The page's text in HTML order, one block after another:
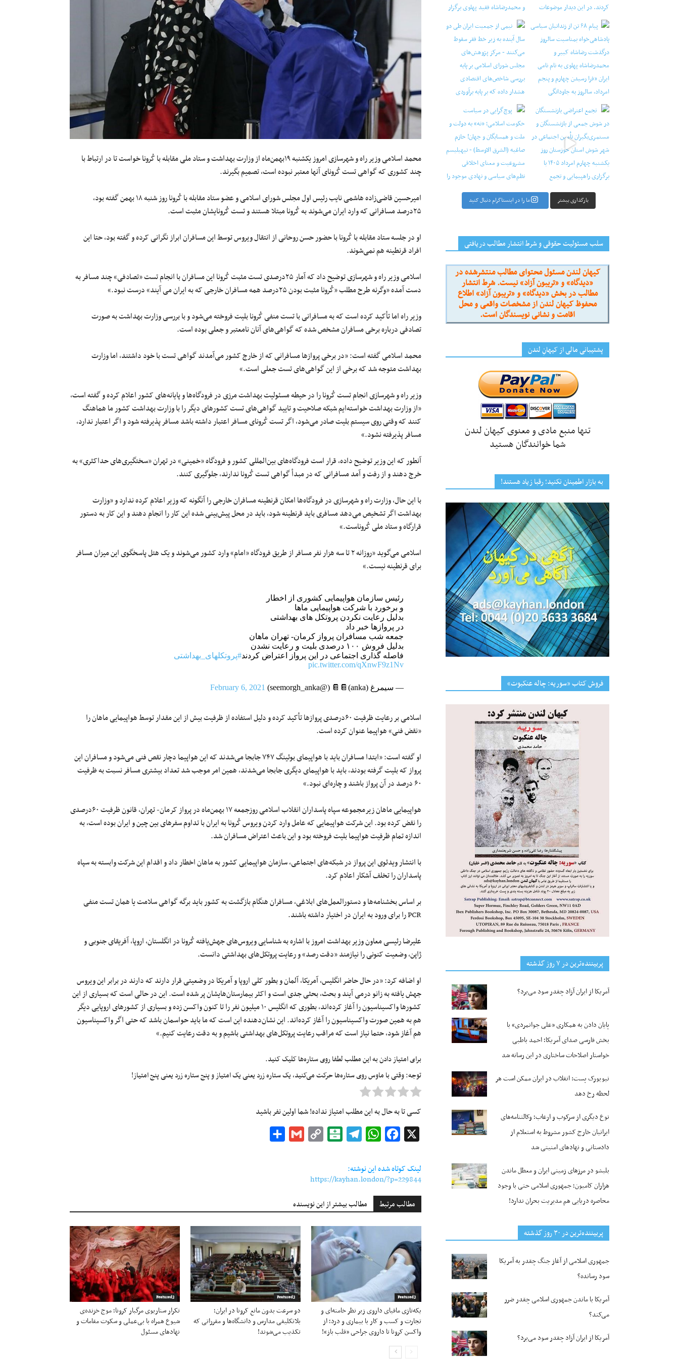
محمد اسلامی وزیر راه و شهرسازی امروز یکشنبه ۱۹‌بهمن‌ماه از وزارت بهداشت و ستاد ملی مقابله با کُرونا خواست تا در ارتباط با
چند کشوری که گواهی تست کُرونای آنها معتبر نبوده است، تصمیم بگیرند.
‌امیرحسین قاضی‌زاده هاشمی نایب رئیس اول مجلس شورای اسلامی و عضو ستاد مقابله با کُرونا روز شنبه ۱۸ بهمن گفته بود،
۲۵درصد مسافرانی که وارد ایران می‌شوند به کُرونا مبتلا هستند و تست کُرونایشان مثبت است.
او در جلسه ستاد مقابله با کُرونا با حضور حسن روحانی از انتقال ویروس توسط این مسافران ابراز نگرانی کرده و گفته بود، حتا این
افراد قرنطینه هم نمی‌شوند.
اسلامی وزیر راه و شهرسازی توضیح داد که آمار ۲۵درصدی تست مثبت کُرونا این مسافران با انجام تست «تصادفی» چند مسافر به
دست آمده «وگرنه طرح مطلب «کُرونا مثبت بودن ۲۵درصد همه مسافران خارجی که به ایران می آیند» درست نبود.»
وزیر راه اما تأکید کرده است که به مسافرانی با تست منفی کُرونا بلیت فروخته می‌شود و با بررسی وزارت بهداشت به صورت
تصادفی درباره برخی مسافران مشخص شده که گواهی‌های آنان نامعتبر و جعلی بوده است.
محمد اسلامی گفته است: «در برخی پروازها مسافرانی که از خارج کشور می‌آمدند گواهی‌ تست با خود داشتند، اما وزارت
بهداشت متوجه شد که برخی از این گواهی‌های تست جعلی است.»
وزیر راه و شهرسازی انجام تست کُرونا را در حیطه مسئولیت بهداشت مرزی در فرودگاه‌ها و پایانه‌های کشور اعلام کرده و گفته است،
«از وزارت بهداشت خواسته‌ایم شبکه صلاحیت و تایید گواهی‌های تست کشورهای دیگر را با وزارت بهداشت کشور ما هماهنگ
کنند که وقتی روی سیستم بلیت صادر می‌شود، اگر تست کُرونای مسافر اعتبار داشته باشد مسافر پذیرفته شود و اگر اعتبار ندارد،
مسافر پذیرفته نشود.»
آنطور که این وزیر توضیح داده، قرار است فرودگاه‌های بین‌المللی کشور و فرودگاه «خمینی» در تهران «سختگیری‌های حداکثری» به
خرج دهند و از رفت و آمد مسافرانی که در مبدأ گواهی تست کُرونا ندارند، جلوگیری کنند.
با این حال، وزارت راه و شهرسازی در فرودگاه‌ها امکان قرنطینه مسافران خارجی را آنگونه که وزیر اعلام کرده ندارد و «وزارت
بهداشت اگر تشخیص می‌دهد مسافری باید قرنطینه شود، باید در محل پیش‌بینی شده این کار را انجام دهند و این کار به دستور
قرارگاه و ستاد ملی کُروناست.»
اسلامی می‌گوید «روزانه ۲ تا سه هزار نفر مسافر از طریق فرودگاه «امام» وارد کشور می‌شوند و یک هتل پاسخگوی این میزان مسافر
برای قرنطینه نیست.»
رئیس سازمان هواپیمایی کشوری از اخطار
و برخورد با شرکت هواپیمایی ماها
بدلیل رعایت نکردن پروتکل های بهداشتی
در پروازها خبر داد
جمعه شب مسافران پرواز کرمان- تهران ماهان
بدلیل فروش ۱۰۰ درصدی بلیت و رعایت نشدن
فاصله گذاری اجتماعی در این پرواز اعتراض کردند#پروتکلهای_بهداشتی
pic.twitter.com/qXnwF9z1Nv
— سیمرغ (anka)📔📔 (@seemorgh_anka) February 6, 2021
اسلامی بر رعایت ظرفیت ۶۰درصدی پروازها تأکید کرده و دلیل استفاده از ظرفیت بیش از این مقدار توسط هواپیمایی ماهان را
«نقض فنی» هواپیما عنوان کرده است.
او گفته است: «ابتدا مسافران باید با هواپیمای بوئینگ ۷۴۷ جابجا می‌شدند که این هواپیما دچار نقص فنی می‌شود و مسافران این
پرواز که بلیت گرفته بودند، باید با هواپیمای دیگری جابجا می‌شدند، همین امر موجب شد تعداد بیشتری مسافر نسبت به ظرفیت
۶۰ درصد در آن پرواز باشند و چاره‌ای نبود.»
هواپیمایی ماهان زیرمجموعه سپاه پاسداران انقلاب اسلامی روزجمعه ۱۷ بهمن‌ماه در پرواز کرمان- تهران، قانون ظرفیت ۶۰درصدی
را نقض کرده بود. این شرکت هواپیمایی که عامل وارد کردن ویروس کُرونا به ایران با تداوم سفرهای بین چین و ایران بوده است، به
اندازه تمام ظرفیت هواپیما بلیت فروخته بود و این باعث اعتراض مسافران شد.
با انتشار ویدئوی این پرواز در شبکه‌های اجتماعی، سازمان هواپیمایی کشور به ماهان اخطار داد و اقدام این شرکت وابسته به سپاه
پاسداران را تخلف آشکار اعلام کرد.
بر اساس بخشنامه‌ها و دستورالعمل‌های ابلاغی، مسافران هنگام بازگشت به کشور باید برگه گواهی سلامت یا همان تست منفی
PCR را برای ورود به ایران در اختیار داشته باشند.
علیرضا رئیسی معاون وزیر بهداشت امروز با اشاره به شناسایی ویروس‌های جهش‌یافته کُرونا در انگلستان، اروپا، آفریقای جنوبی و
ژاپن، وضعیت کنونی را نیازمند «دقت رصد» و رعایت پروتکل‌های بهداشتی دانست.
او اضافه کرد: «در حال حاضر انگلیس، آمریکا، آلمان و بطور کلی اروپا و آمریکا در وضعیتی قرار دارند که دارند در برابر این ویروس
جهش یافته به زانو درمی آیند و بحث، بحثی جدی است و اکثر بیمارستان‌هایشان پر شده است. این در حالی است که بسیاری از این
کشورها واکسیناسیون را آغاز کرده‌اند، بطوری که انگلیس ۱۰ میلیون نفر را تا کنون واکسن زده و بسیاری از کشورهای اروپایی دیگر
هم به همین صورت واکسیناسیون را آغاز کرده‌اند. این نشان‌دهنده این است که ما باید حواسمان باشد که حتی اگر واکسیناسیون
هم آغاز شود، حتما نیاز است که مراقب رعایت پروتکل‌های بهداشتی باشیم و به دقت رعایت کنیم.»
برای امتیاز دادن به این مطلب لطفا روی ستاره‌ها کلیک کنید.
توجه: وقتی با ماوس روی ستاره‌ها حرکت می‌کنید، یک ستاره زرد یعنی یک امتیاز و پنج ستاره زرد یعنی پنج امتیاز!
کسی تا به حال به این مطلب امتیاز نداده! شما اولین نفر باشید
Facebook
WhatsApp
Telegram
Balatarin
Copy
Gmail
لینک کوتاه شده این نوشته:
https://kayhan.london/?p=229844
مطالب مرتبط مطالب بیشتر از این نویسنده
Featured2
تکرار سناریوی مرگبار کرونا؛ موج خزنده‌ی
شیوع همراه با بی‌عملی و سکوت مقامات و
نهادهای مسئول
Featured2
دو سرعت بدون مانع کرونا در ایران؛
بلاتکلیفی مدارس و دانشگاه‌ها و مقرراتی که
تکذیب می‌شوند!
Featured2
یکه‌تازی مافیای داروی زیر نظر خامنه‌ای و
تجارت و کسب و کار با بیماری و درد؛ از
واکسن کرونا تا داروی جراحی «قلب باز»!
‏‏‏ ‏‏ ‏ نیمی از جمعیت ایران طی دو سال آینده به ز
‏‏‏ ‏‏ ‏ پوچ‌گرایی در سیاست حکومت اسلامی؛ «نه» به
بارگذاری بیشتر ما را در اینستاگرام دنبال کنید
سلب مسئولیت حقوقی و شرط انتشار مطالب دریافتی
کیهان لندن مسئول محتوای مطالب منتشرشده در
«دیدگاه» و «تریبون آزاد» نیست. شرط انتشار
مطالب در بخش «دیدگاه» و «تریبون آزاد» اطلاع
محفوظ کیهان لندن از مشخصات واقعی و محل
اقامت و نشانی نویسندگان است.
پشتیبانی مالی از کیهانِ لندن
تنها منبع مادی و معنوی کیهان لندن
شما خوانندگان هستید
به بازار اطمینان نکنید؛ رقبا زیاد هستند!
فروش کتاب «سوریه: چاله عنکبوت»
پربیننده‌ترین‌ در ۷ روز گذشته
آمریکا از ایران آزاد چقدر سود می‌برد؟
پایان دادن به همکاری «علی جوانمردی» با
بخش فارسی صدای آمریکا؛ احمد باطبی
خواستار اصلاحات ساختاری در این رسانه شد
نیویورک پست: انقلاب در ایران ممکن است هر
لحظه رخ دهد
نوع دیگری از سرکوب و ارعاب؛ وکالتنامه‌های
ایرانیان خارج کشور مشروط به استعلام از
دادستانی و نهادهای امنیتی شد
بلبشو در مرزهای زمینی ایران و معطل ماندن
هزاران کامیون؛ جمهوری اسلامی حتی با وجود
محاصره دریایی هم مدیریت بحران ندارد!
پربیننده‌ترین‌ در ۳۰ روز گذشته
جمهوری اسلامی از آغاز جنگ چقدر به آمریکا
سود رسانده؟
آمریکا با ماندن جمهوری اسلامی چقدر ضرر
می‌کند؟
آمریکا از ایران آزاد چقدر سود می‌برد؟